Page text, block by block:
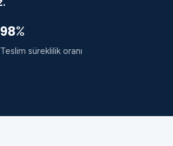
98%
Teslim süreklilik oranı